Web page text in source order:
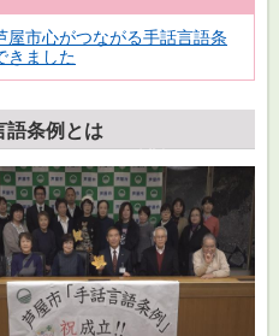
屋市心がつながる手話言語条
きました
語条例とは